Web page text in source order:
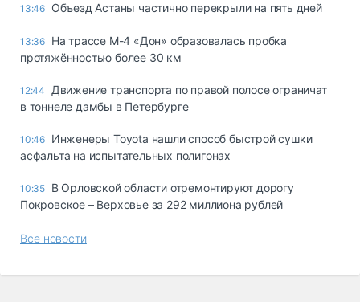
13:46 Объезд Астаны частично перекрыли на пять дней
13:36 На трассе М-4 «Дон» образовалась пробка
протяжённостью более 30 км
12:44
Движение транспорта по правой полосе ограничат
в тоннеле дамбы в Петербурге
10:46 Инженеры Toyota нашли способ быстрой сушки
асфальта на испытательных полигонах
10:35 В Орловской области отремонтируют дорогу
Покровское – Верховье за 292 миллиона рублей
Все новости